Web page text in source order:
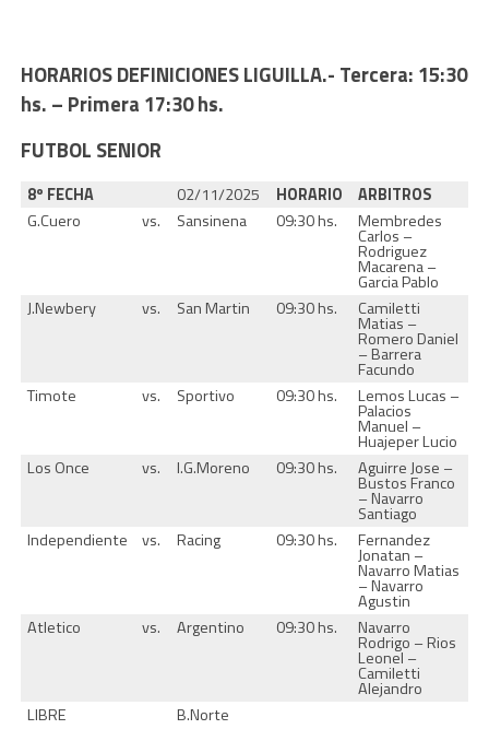
HORARIOS DEFINICIONES LIGUILLA.- Tercera: 15:30
hs. – Primera 17:30 hs.
FUTBOL SENIOR
8º FECHA 02/11/2025 HORARIO
ARBITROS
G.Cuero
vs. Sansinena 09:30 hs. Membredes
Carlos –
Rodriguez
Macarena –
Garcia Pablo
J.Newbery
vs. San Martin 09:30 hs. Camiletti
Matias –
Romero Daniel
– Barrera
Facundo
Timote
vs. Sportivo 09:30 hs. Lemos Lucas –
Palacios
Manuel –
Huajeper Lucio
Los Once
vs. I.G.Moreno 09:30 hs. Aguirre Jose –
Bustos Franco
– Navarro
Santiago
Independiente
vs. Racing 09:30 hs. Fernandez
Jonatan –
Navarro Matias
– Navarro
Agustin
Atletico
vs. Argentino 09:30 hs. Navarro
Rodrigo – Rios
Leonel –
Camiletti
Alejandro
LIBRE
B.Norte